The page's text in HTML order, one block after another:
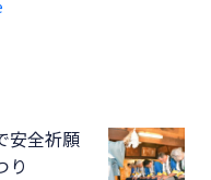
安全祈願
り